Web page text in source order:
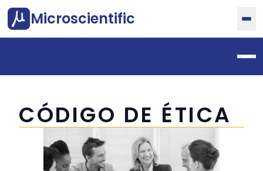
Microscientific
CÓDIGO DE ÉTICA